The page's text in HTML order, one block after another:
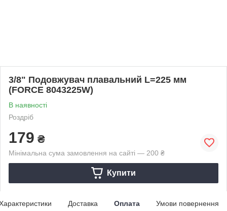
3/8" Подовжувач плавальний L=225 мм
(FORCE 8043225W)
В наявності
Роздріб
179 ₴
Мінімальна сума замовлення на сайті — 200 ₴
Купити
Доставка Оплата Умови повернення